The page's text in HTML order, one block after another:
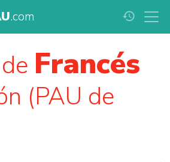
.com history
Francés
(PAU de